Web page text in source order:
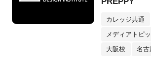
カレッジ共通
メディアトピ
大阪校 名古